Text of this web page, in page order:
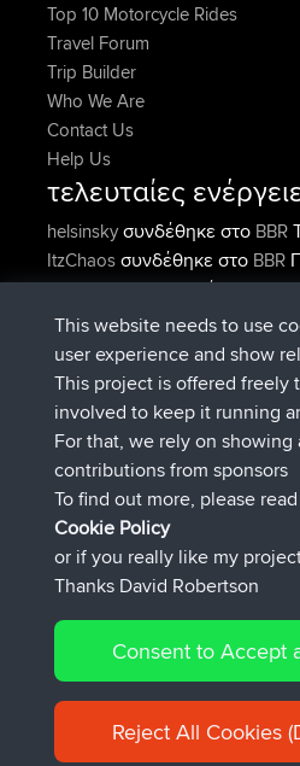
Top 10 Motorcycle Rides
Travel Forum
Trip Builder
Who We Are
Contact Us
Help Us
τελευταίες
helsinskyσυνδέθηκε στο BBR
ItzChaosσυνδέθηκε στο BBR
denerocharlesσυνδέθηκε στο
40 min
TheMagusσυνδέθηκε στοBBR
min
popovazariσυνδέθηκε στο
min
DeadOutsideσυνδέθηκε στο
min
Connect
© 2026 David Robertson |
Policy
This website needs to use
user experience and show
This project is offered freely
involved to keep it running
For that, we rely on showing
contributions from sponsors
To find out more, please
Cookie Policy
or if you really like my
Thanks David Robertson
Consent to Accept
Reject All Cookies